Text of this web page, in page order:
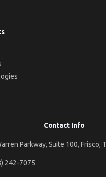
Contact Info
Parkway, Suite 100, Frisco,
242-7075